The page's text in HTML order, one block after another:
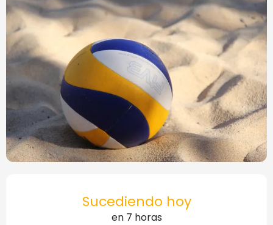
Sucediendo hoy
en 7 horas